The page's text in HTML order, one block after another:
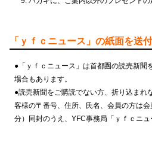
「ｙｆｃニュース」の紙面を送
●「ｙｆｃニュース」は首都圏の読売新聞
場合もあります。
●読売新聞をご購読でない方、折り込まれ
客様の〒番号、住所、氏名、会員の方は
分）同封のうえ、YFC事務局「ｙｆｃニ